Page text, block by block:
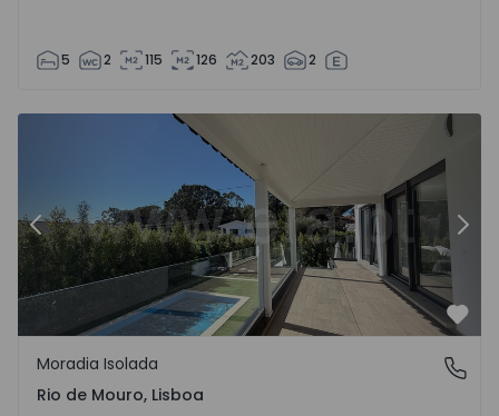
5 2 115 126 203 2
Moradia Isolada T5 com Piscina Sintra, Rio de Mouro -
Anterior
Rio de Mouro, Lisboa
Moradia Isolada
Rio de Mouro, Lisboa